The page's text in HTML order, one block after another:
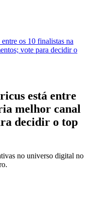
os 10 finalistas na
vote para decidir o
está entre
melhor canal
decidir o top
no universo digital no